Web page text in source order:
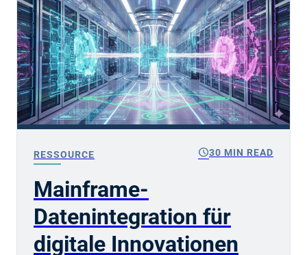
RESSOURCE schedule30 MIN READ
Mainframe-
Datenintegration für
digitale Innovationen